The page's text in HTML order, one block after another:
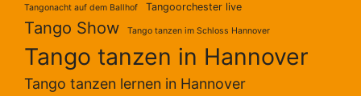
Tangonacht auf dem Ballhof Tangoorchester live
Tango Show Tango tanzen im Schloss Hannover
Tango tanzen in Hannover
Tango tanzen lernen in Hannover